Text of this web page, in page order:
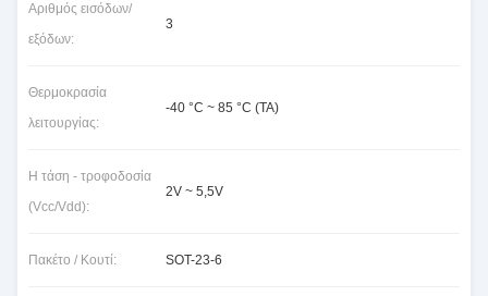
Αριθμός εισόδων/
εξόδων:
3
Θερμοκρασία
λειτουργίας:
-40 °C ~ 85 °C (TA)
Η τάση - τροφοδοσία
(Vcc/Vdd):
2V ~ 5,5V
Πακέτο / Κουτί: SOT-23-6